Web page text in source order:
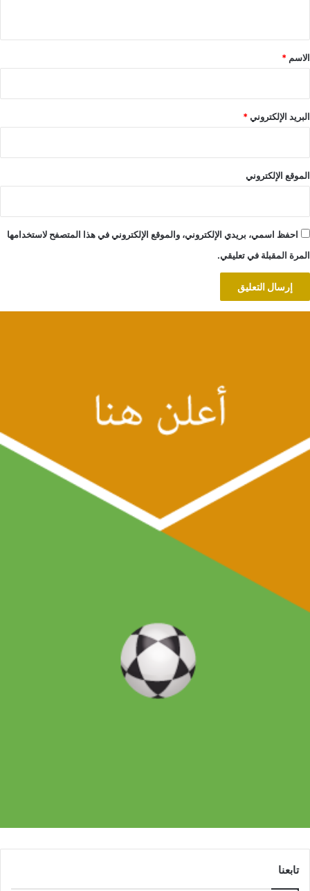
*
الاسم *
البريد الإلكتروني*
الموقع الإلكتروني
احفظ اسمي، بريدي الإلكتروني، والموقع الإلكتروني في هذا المتصفح لاستخدامها
المرة المقبلة في تعليقي.
تابعنا